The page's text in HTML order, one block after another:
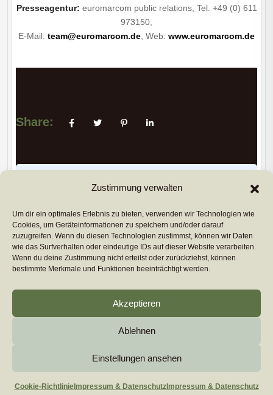
Zustimmung verwalten
Um dir ein optimales Erlebnis zu bieten, verwenden wir Technologien wie
Cookies, um Geräteinformationen zu speichern und/oder darauf
zuzugreifen. Wenn du diesen Technologien zustimmst, können wir Daten
wie das Surfverhalten oder eindeutige IDs auf dieser Website verarbeiten.
Wenn du deine Zustimmung nicht erteilst oder zurückziehst, können
bestimmte Merkmale und Funktionen beeinträchtigt werden.
Akzeptieren
Ablehnen
Einstellungen ansehen
Cookie-RichtlinieImpressum & DatenschutzImpressum & Datenschutz
Presseagentur: euromarcom public relations, Tel. +49 (0) 611
973150,
E-Mail: team@euromarcom.de , Web: www.euromarcom.de
Share:
NEXT POST
Copyright 2026euromarcomAll Rights Reserved by
euromarcom GmbH
Cookie-Richtlinie (EU)